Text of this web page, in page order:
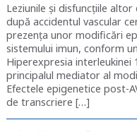
Leziunile și disfuncțiile
după accidentul vascular
prezența unor modificări
sistemului imun, conform
Hiperexpresia
principalul mediator al
Efectele epigenetice post-
de transcriere […]